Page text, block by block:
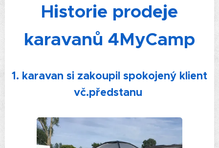
Historie prodeje
karavanů 4MyCamp
1. karavan si zakoupil spokojený klient
vč.předstanu